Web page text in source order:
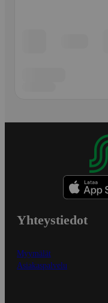
Yhteystiedot
Myymälät
Asiakaspalvelu